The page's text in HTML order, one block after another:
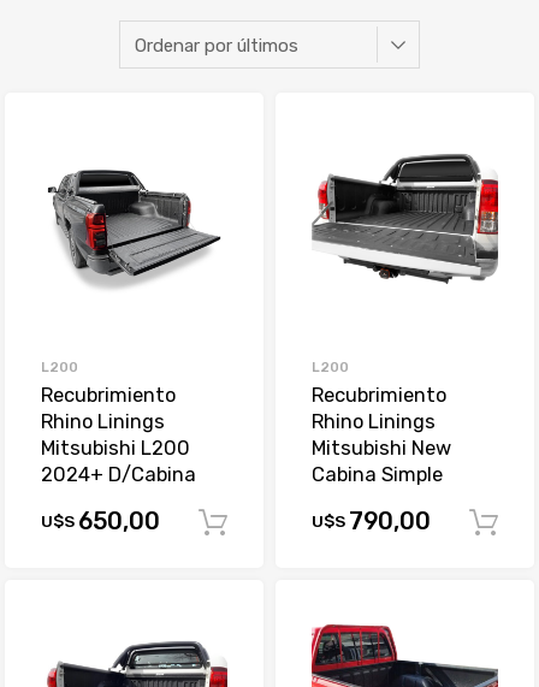
L200
Recubrimiento
Rhino Linings
Mitsubishi L200
2024+ D/Cabina
U$S 650,00 Comprar
L200
Recubrimiento
Rhino Linings
Mitsubishi New
Cabina Simple
U$S 790,00